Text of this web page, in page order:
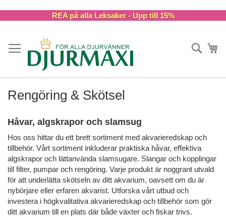
REA på alla Leksaker - Upp till 15%
Sök
Rengöring & Skötsel
Håvar, algskrapor och slamsug
Hos oss hittar du ett brett sortiment med akvarieredskap och
tillbehör. Vårt sortiment inkluderar praktiska håvar, effektiva
algskrapor och lättanvända slamsugare. Slangar och kopplingar
till filter, pumpar och rengöring. Varje produkt är noggrant utvald
för att underlätta skötseln av ditt akvarium, oavsett om du är
nybörjare eller erfaren akvarist. Utforska vårt utbud och
investera i högkvalitativa akvarieredskap och tillbehör som gör
ditt akvarium till en plats där både växter och fiskar trivs.